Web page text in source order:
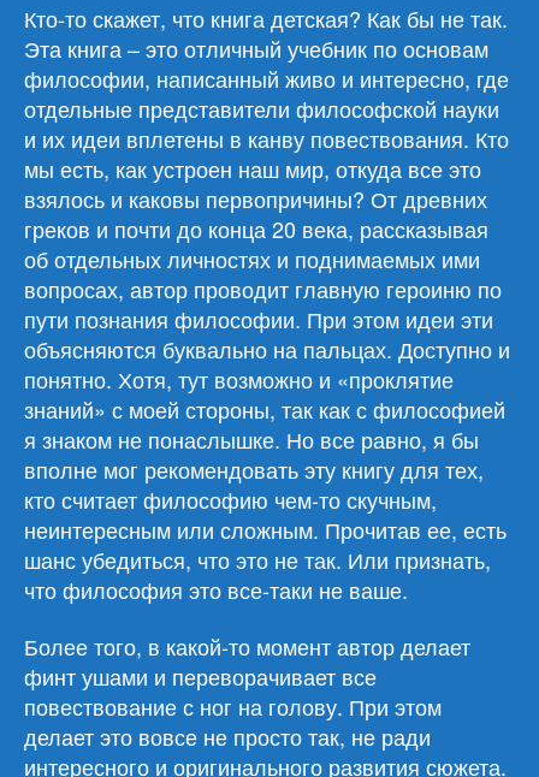
Кто-то скажет, что книга детская? Как бы не так.
Эта книга – это отличный учебник по основам
философии, написанный живо и интересно, где
отдельные представители философской науки
и их идеи вплетены в канву повествования. Кто
мы есть, как устроен наш мир, откуда все это
взялось и каковы первопричины? От древних
греков и почти до конца 20 века, рассказывая
об отдельных личностях и поднимаемых ими
вопросах, автор проводит главную героиню по
пути познания философии. При этом идеи эти
объясняются буквально на пальцах. Доступно и
понятно. Хотя, тут возможно и «проклятие
знаний» с моей стороны, так как с философией
я знаком не понаслышке. Но все равно, я бы
вполне мог рекомендовать эту книгу для тех,
кто считает философию чем-то скучным,
неинтересным или сложным. Прочитав ее, есть
шанс убедиться, что это не так. Или признать,
что философия это все-таки не ваше.
Более того, в какой-то момент автор делает
финт ушами и переворачивает все
повествование с ног на голову. При этом
делает это вовсе не просто так, не ради
интересного и оригинального развития сюжета.